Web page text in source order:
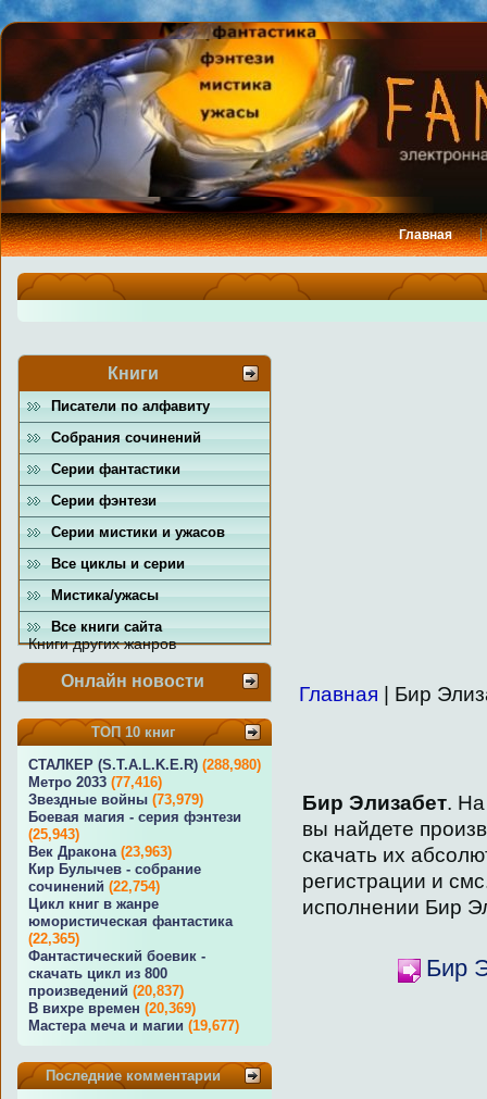
Главная
Книги
Писатели по алфавиту
Собрания сочинений
Серии фантастики
Серии фэнтези
Серии мистики и ужасов
Все циклы и серии
Мистика/ужасы
Все книги сайта
Книги других жанров
Онлайн новости
ТОП 10 книг
СТАЛКЕР (S.T.A.L.K.E.R) (288,980)
Метро 2033 (77,416)
Звездные войны (73,979)
Боевая магия - серия фэнтези
(25,943)
Век Дракона (23,963)
Кир Булычев - собрание
сочинений (22,754)
Цикл книг в жанре
юмористическая фантастика
(22,365)
Фантастический боевик -
скачать цикл из 800
произведений (20,837)
В вихре времен (20,369)
Мастера меча и магии (19,677)
Последние комментарии
Главная | Бир
Бир Элизабет. На
вы найдете
скачать их
регистрации и
исполнении Бир
Бир